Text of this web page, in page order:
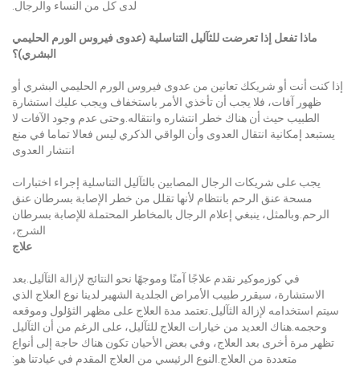
لدى كل من النساء والرجال.
ماذا تفعل إذا تعرضت للثآليل التناسلية (عدوى فيروس الورم الحليمي
البشري)؟
إذا كنت أنت أو شريكك تعانين من عدوى فيروس الورم الحليمي البشري أو
ظهور آفات، فلا يجب أن تأخذي الأمر باستخفاف ويجب عليك استشارة
الطبيب حيث أن هناك خطر انتشاره وانتقاله.وحتى عدم وجود الآفات لا
يستبعد إمكانية انتقال العدوى وأن الواقي الذكري ليس فعالا تماما في منع
انتشار العدوى
يجب على شريكات الرجال المصابين بالثآليل التناسلية إجراء اختبارات
مسحة عنق الرحم بانتظام لأنها تقلل من خطر الإصابة بسرطان عنق
الرحم.وبالمثل، ينبغي إعلام الرجال بالمخاطر المحتملة للإصابة بسرطان
الشرج،
علاج
في كوزموكير نقدم علاجًا آمنًا وموجهًا نحو النتائج لإزالة الثآليل.بعد
الاستشارة، سيقرر طبيب الأمراض الجلدية الشهير لدينا نوع العلاج الذي
سيتم استخدامه لإزالة الثآليل.تعتمد مدة العلاج على مظهر الثؤلول وموقعه
وحجمه.هناك العديد من خيارات العلاج للثآليل، على الرغم من أن الثآليل
تظهر مرة أخرى بعد العلاج، وفي بعض الأحيان تكون هناك حاجة إلى أنواع
متعددة من العلاج.النوع الرئيسي من العلاج المقدم في عيادتنا هو: